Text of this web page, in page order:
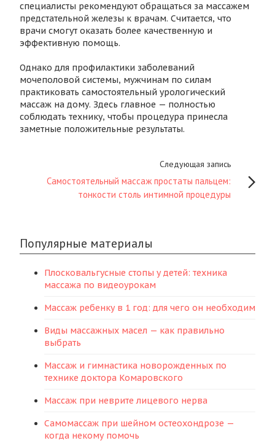
специалисты рекомендуют обращаться за массажем
предстательной железы к врачам. Считается, что
врачи смогут оказать более качественную и
эффективную помощь.
Однако для профилактики заболеваний
мочеполовой системы, мужчинам по силам
практиковать самостоятельный урологический
массаж на дому. Здесь главное — полностью
соблюдать технику, чтобы процедура принесла
заметные положительные результаты.
Следующая запись
Самостоятельный массаж простаты пальцем:
тонкости столь интимной процедуры
Популярные материалы
Плосковальгусные стопы у детей: техника
массажа по видеоурокам
Массаж ребенку в 1 год: для чего он необходим
Виды массажных масел — как правильно
выбрать
Массаж и гимнастика новорожденных по
технике доктора Комаровского
Массаж при неврите лицевого нерва
Самомассаж при шейном остеохондрозе —
когда некому помочь